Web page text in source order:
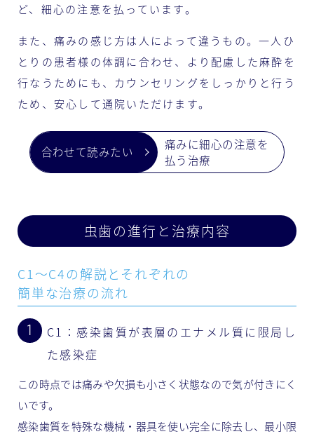
ど、細心の注意を払っています。
また、痛みの感じ方は人によって違うもの。一人ひ
とりの患者様の体調に合わせ、より配慮した麻酔を
行なうためにも、カウンセリングをしっかりと行う
ため、安心して通院いただけます。
痛みに細心の注意を
払う治療
虫歯の進行と治療内容
C1〜C4の解説とそれぞれの
簡単な治療の流れ
C1：感染歯質が表層のエナメル質に限局し
た感染症
この時点では痛みや欠損も小さく状態なので気が付きにく
いです。
感染歯質を特殊な機械・器具を使い完全に除去し、最小限